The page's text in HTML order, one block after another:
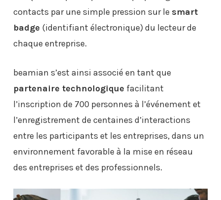
contacts par une simple pression sur le smart
badge (identifiant électronique) du lecteur de
chaque entreprise.
beamian s’est ainsi associé en tant que
partenaire technologique facilitant
l’inscription de 700 personnes à l’événement et
l’enregistrement de centaines d’interactions
entre les participants et les entreprises, dans un
environnement favorable à la mise en réseau
des entreprises et des professionnels.